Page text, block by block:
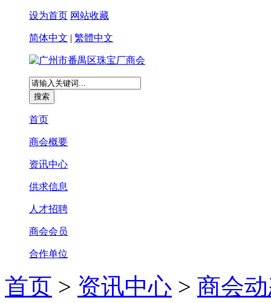
设为首页 网站收藏
简体中文 | 繁體中文
首页
商会概要
资讯中心
供求信息
人才招聘
商会会员
合作单位
首页 > 资讯中心 > 商会